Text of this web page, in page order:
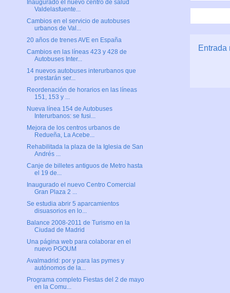
Entrada
Inaugurado el nuevo centro de salud
Valdelasfuente...
Cambios en el servicio de autobuses
urbanos de Val...
20 años de trenes AVE en España
Cambios en las líneas 423 y 428 de
Autobuses Inter...
14 nuevos autobuses interurbanos que
prestarán ser...
Reordenación de horarios en las líneas
151, 153 y ...
Nueva línea 154 de Autobuses
Interurbanos: se fusi...
Mejora de los centros urbanos de
Redueña, La Acebe...
Rehabilitada la plaza de la Iglesia de San
Andrés ...
Canje de billetes antiguos de Metro hasta
el 19 de...
Inaugurado el nuevo Centro Comercial
Gran Plaza 2 ...
Se estudia abrir 5 aparcamientos
disuasorios en lo...
Balance 2008-2011 de Turismo en la
Ciudad de Madrid
Una página web para colaborar en el
nuevo PGOUM
Avalmadrid: por y para las pymes y
autónomos de la...
Programa completo Fiestas del 2 de mayo
en la Comu...